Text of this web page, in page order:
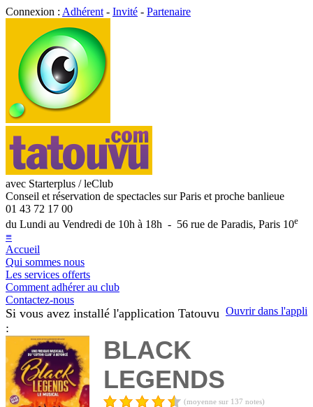
Connexion : Adhérent - Invité - Partenaire
avec Starterplus / leClub
Conseil et réservation de spectacles sur Paris et proche banlieue
01 43 72 17 00
du Lundi au Vendredi de 10h à 18h - 56 rue de Paradis, Paris 10e
≡
Accueil
Qui sommes nous
Les services offerts
Comment adhérer au club
Contactez-nous
Ouvrir dans l'appli
Si vous avez installé l'application Tatouvu
:
BLACK
LEGENDS
(moyenne sur 137 notes)